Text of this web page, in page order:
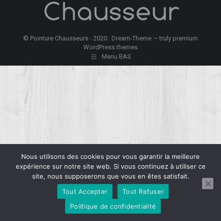
© Pointure Chausseurs - 2020. Dream-Theme — truly premium
WordPress themes
Menu BAS
Nous utilisons des cookies pour vous garantir la meilleure
expérience sur notre site web. Si vous continuez à utiliser ce
site, nous supposerons que vous en êtes satisfait.
Tout Accepter
Tout Refuser
Politique de confidentialité